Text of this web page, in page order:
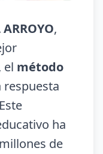
ARROYO,
el método
respuesta
ha
de